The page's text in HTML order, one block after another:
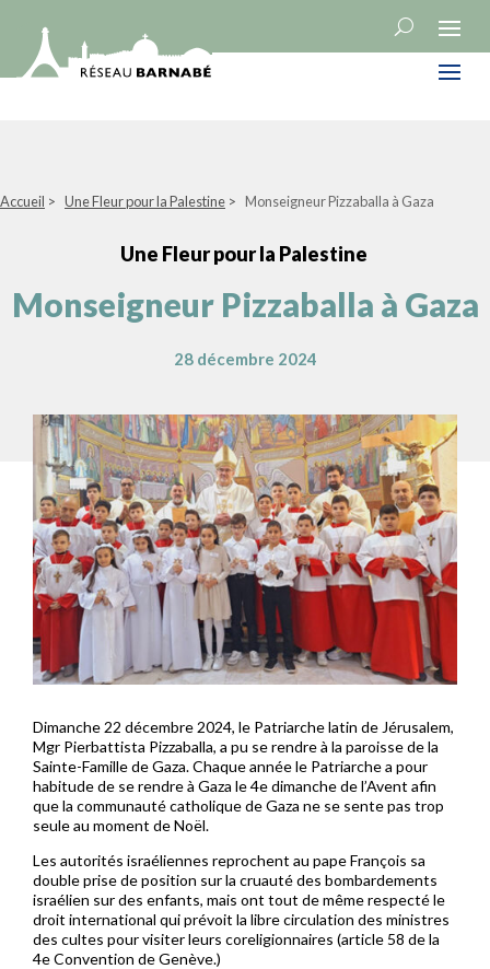
Accueil > Une Fleur pour la Palestine > Monseigneur Pizzaballa à Gaza
Une Fleur pour la Palestine
Monseigneur Pizzaballa à Gaza
28 décembre 2024
Dimanche 22 décembre 2024, le Patriarche latin de Jérusalem,
Mgr Pierbattista Pizzaballa, a pu se rendre à la paroisse de la
Sainte-Famille de Gaza. Chaque année le Patriarche a pour
habitude de se rendre à Gaza le 4e dimanche de l’Avent afin
que la communauté catholique de Gaza ne se sente pas trop
seule au moment de Noël.
Les autorités israéliennes reprochent au pape François sa
double prise de position sur la cruauté des bombardements
israélien sur des enfants, mais ont tout de même respecté le
droit international qui prévoit la libre circulation des ministres
des cultes pour visiter leurs coreligionnaires (article 58 de la
4e Convention de Genève.)